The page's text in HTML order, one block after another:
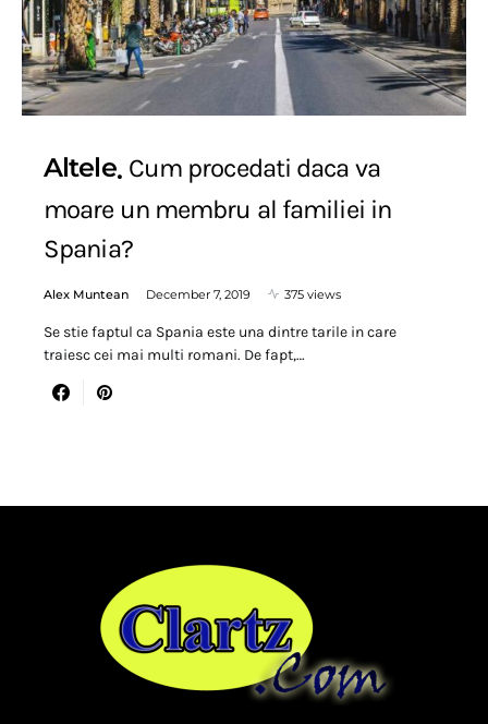
Altele Cum procedati daca va
moare un membru al familiei in
Spania?
Alex Muntean December 7, 2019 375 views
Se stie faptul ca Spania este una dintre tarile in care
traiesc cei mai multi romani. De fapt,…